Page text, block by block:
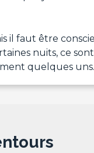
il faut être
nuits, ce
quelques uns.